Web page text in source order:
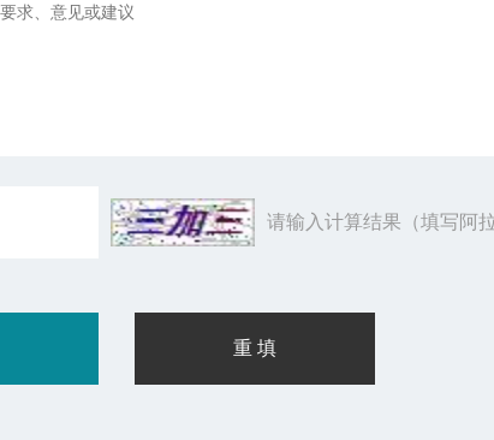
请输入计算结果（填写阿